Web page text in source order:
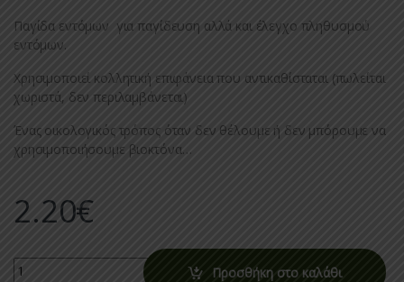
Παγίδα εντόμων για παγίδευση αλλά και έλεγχο πληθυσμού
εντόμων.
Χρησιμοποιεί κολλητική επιφάνεια που αντικαθίσταται (πωλείται
χωριστά, δεν περιλαμβάνεται)
Ένας οικολογικός τρόπος όταν δεν θέλουμε ή δεν μπόρουμε να
χρησιμοποιήσουμε βιοκτόνα…
2.20€
Quantity Προσθήκη στο καλάθι